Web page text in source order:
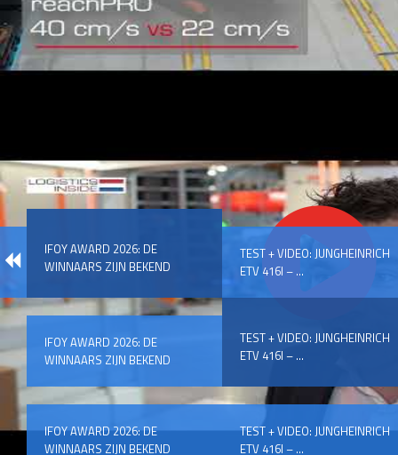
IFOY AWARD 2026: DE
WINNAARS ZIJN BEKEND
TEST + VIDEO: JUNGHEINRICH
ETV 416I – ...
IFOY AWARD 2026: DE
WINNAARS ZIJN BEKEND
TEST + VIDEO: JUNGHEINRICH
ETV 416I – ...
IFOY AWARD 2026: DE
WINNAARS ZIJN BEKEND
TEST + VIDEO: JUNGHEINRICH
ETV 416I – ...